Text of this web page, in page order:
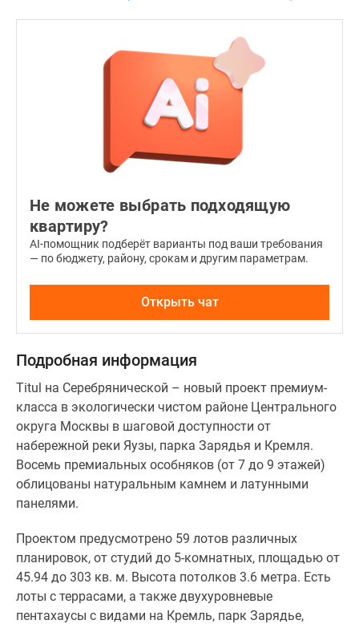
Не можете выбрать подходящую
квартиру?
AI-помощник подберёт варианты под ваши требования
— по бюджету, району, срокам и другим параметрам.
Открыть чат
Подробная информация
Titul на Серебрянической – новый проект премиум-
класса в экологически чистом районе Центрального
округа Москвы в шаговой доступности от
набережной реки Яузы, парка Зарядья и Кремля.
Восемь премиальных особняков (от 7 до 9 этажей)
облицованы натуральным камнем и латунными
панелями.
Проектом предусмотрено 59 лотов различных
планировок, от студий до 5-комнатных, площадью от
45.94 до 303 кв. м. Высота потолков 3.6 метра. Есть
лоты с террасами, а также двухуровневые
пентахаусы с видами на Кремль, парк Зарядье,